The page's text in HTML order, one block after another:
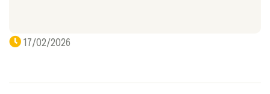
17/02/2026